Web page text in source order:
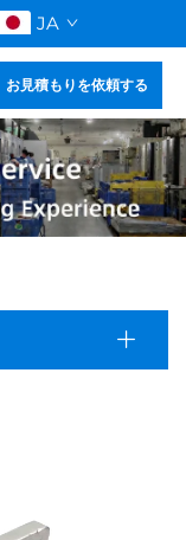
JA
お見積もりを依頼する